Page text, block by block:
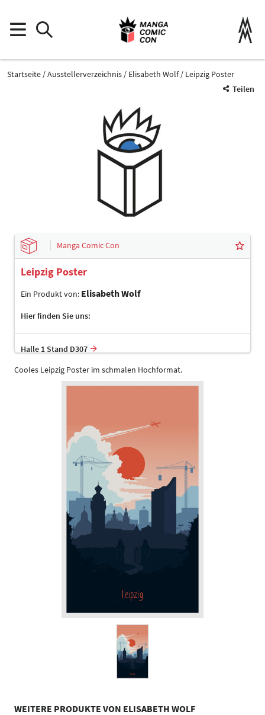
Startseite Ausstellerverzeichnis Elisabeth Wolf
Leipzig Poster
Teilen
Manga Comic Con
Leipzig Poster
Ein Produkt von: Elisabeth Wolf
Hier finden Sie uns:
Halle 1 Stand D307
Cooles Leipzig Poster im schmalen Hochformat.
WEITERE PRODUKTE VON ELISABETH WOLF